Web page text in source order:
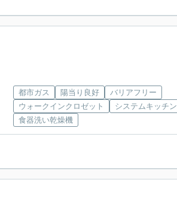
都市ガス 陽当り良好
バリアフリー
ウォークインクロゼット
システムキッチン
食器洗い乾燥機